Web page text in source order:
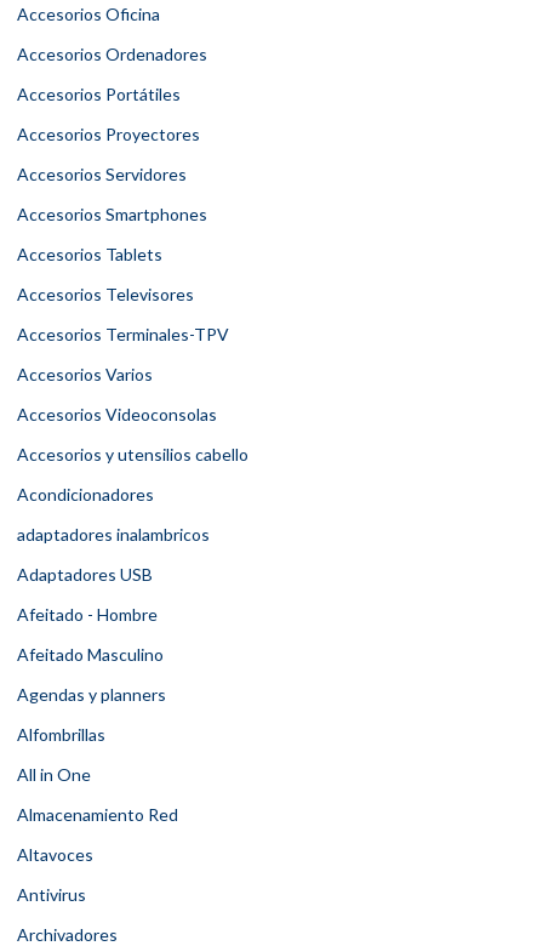
Accesorios Oficina
Accesorios Ordenadores
Accesorios Portátiles
Accesorios Proyectores
Accesorios Servidores
Accesorios Smartphones
Accesorios Tablets
Accesorios Televisores
Accesorios Terminales-TPV
Accesorios Varios
Accesorios Videoconsolas
Accesorios y utensilios cabello
Acondicionadores
adaptadores inalambricos
Adaptadores USB
Afeitado - Hombre
Afeitado Masculino
Agendas y planners
Alfombrillas
All in One
Almacenamiento Red
Altavoces
Antivirus
Archivadores